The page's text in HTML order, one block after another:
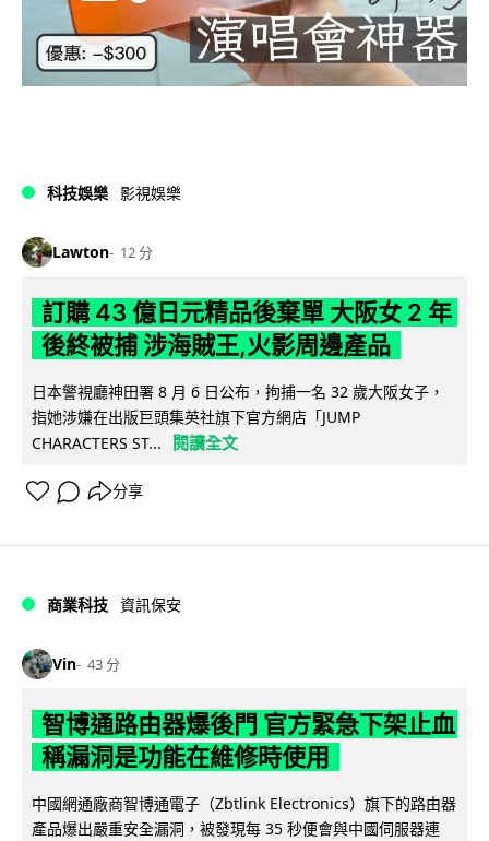
科技娛樂 影視娛樂
Lawton 12 分
訂購 43 億日元精品後棄單 大阪女 2 年
後終被捕 涉海賊王,火影周邊產品
日本警視廳神田署 8 月 6 日公布，拘捕一名 32 歲大阪女子，
指她涉嫌在出版巨頭集英社旗下官方網店「JUMP
CHARACTERS ST...
閱讀全文
分享
商業科技 資訊保安
Vin 43 分
智博通路由器爆後門 官方緊急下架止血
稱漏洞是功能在維修時使用
中國網通廠商智博通電子（Zbtlink Electronics）旗下的路由器
產品爆出嚴重安全漏洞，被發現每 35 秒便會與中國伺服器連